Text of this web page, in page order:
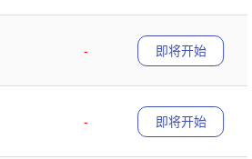
-
即将开始
-
即将开始